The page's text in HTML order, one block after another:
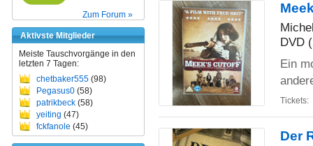
Zum Forum »
Aktivste Mitglieder
Meiste Tauschvorgänge in den
letzten 7 Tagen:
chetbaker555 (98)
Pegasus0 (58)
patrikbeck (58)
yeiting (47)
fckfanole (45)
DVD
Ein
Tickets:
Der